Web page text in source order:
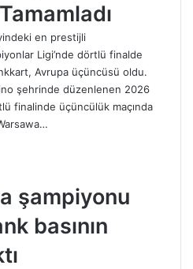
en prestijli
Ligi’nde dörtlü finalde
Avrupa üçüncüsü oldu.
şehrinde düzenlenen 2026
finalinde üçüncülük maçında
şampiyonu
basının